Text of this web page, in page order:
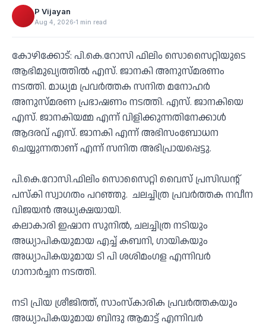
P Vijayan
Aug 4, 2026 1 min read
കോഴിക്കോട്: പി.കെ.റോസി ഫിലിം സൊസൈറ്റിയുടെ
ആഭിമുഖ്യത്തിൽ എസ്. ജാനകി അനുസ്മരണം
നടത്തി. മാധ്യമ പ്രവർത്തക സനിത മനോഹർ
അനുസ്മരണ പ്രഭാഷണം നടത്തി. എസ്. ജാനകിയെ
എസ്. ജാനകിയമ്മ എന്ന് വിളിക്കുന്നതിനേക്കാൾ
ആദരവ് എസ്. ജാനകി എന്ന് അഭിസംബോധന
ചെയ്യുന്നതാണ് എന്ന് സനിത അഭിപ്രായപ്പെട്ടു.
പി.കെ.റോസി.ഫിലിം സൊസൈറ്റി വൈസ് പ്രസിഡൻ്റ്
പസ്കി സ്വാഗതം പറഞ്ഞു. ചലച്ചിത്ര പ്രവർത്തക നവീന
വിജയൻ അധ്യക്ഷയായി.
കലാകാരി ഇഷാന സുനിൽ, ചലച്ചിത്ര നടിയും
അധ്യാപികയുമായ എച്ച് കബനി, ഗായികയും
അധ്യാപികയുമായ ടി പി ശശിമംഗള എന്നിവർ
ഗാനാർച്ചന നടത്തി.
നടി പ്രിയ ശ്രീജിത്ത്, സാംസ്കാരിക പ്രവർത്തകയും
അധ്യാപികയുമായ ബിന്ദു ആമാട്ട് എന്നിവർ